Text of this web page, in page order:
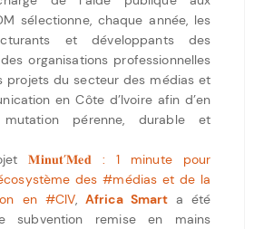
sélectionne, chaque année, les
et développants des
organisations professionnelles
projets du secteur des médias et
en Côte d’Ivoire afin d’en
pérenne, durable et
𝐌𝐢𝐧𝐮𝐭’𝐌𝐞𝐝 : 1 minute pour
des #médias et de la
en #CIV, Africa Smart a été
subvention remise en mains